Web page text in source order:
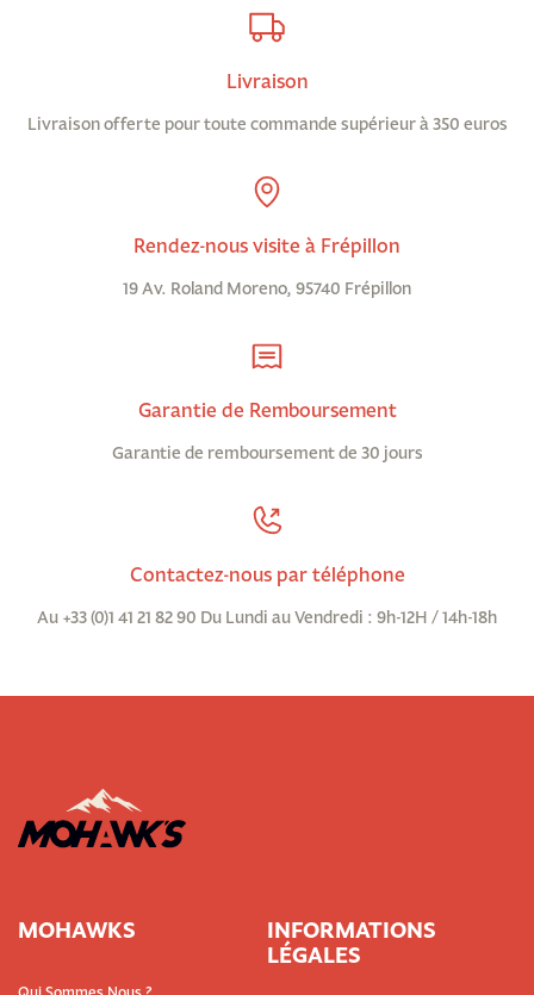
Livraison
Livraison offerte pour toute commande supérieur à 350 euros
Rendez-nous visite à Frépillon
19 Av. Roland Moreno, 95740 Frépillon
Garantie de Remboursement
Garantie de remboursement de 30 jours
Contactez-nous par téléphone
Au +33 (0)1 41 21 82 90 Du Lundi au Vendredi : 9h-12H / 14h-18h
MOHAWKS
INFORMATIONS
LÉGALES